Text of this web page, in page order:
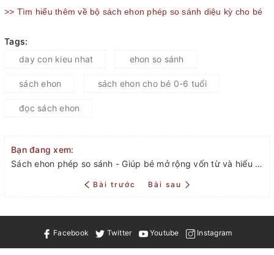
>> Tìm hiểu thêm về bộ sách ehon phép so sánh diệu kỳ cho bé
Tags:
day con kieu nhat
ehon so sánh
sách ehon sách ehon cho bé 0-6 tuổi
đọc sách ehon
Bạn đang xem:
Sách ehon phép so sánh - Giúp bé mở rộng vốn từ và hiểu biết về thế giới xung quanh.
Bài trước Bài sau
Facebook Twitter Youtube Instagram